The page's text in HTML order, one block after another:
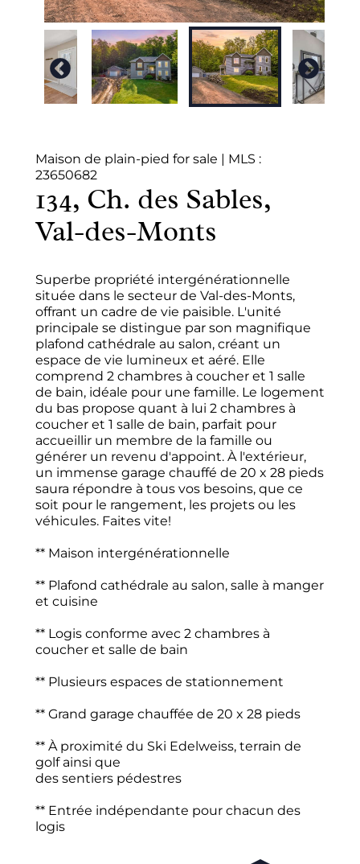
Maison de plain-pied for sale | MLS :
23650682
134, Ch. des Sables,
Val-des-Monts
Superbe propriété intergénérationnelle
située dans le secteur de Val-des-Monts,
offrant un cadre de vie paisible. L'unité
principale se distingue par son magnifique
plafond cathédrale au salon, créant un
espace de vie lumineux et aéré. Elle
comprend 2 chambres à coucher et 1 salle
de bain, idéale pour une famille. Le logement
du bas propose quant à lui 2 chambres à
coucher et 1 salle de bain, parfait pour
accueillir un membre de la famille ou
générer un revenu d'appoint. À l'extérieur,
un immense garage chauffé de 20 x 28 pieds
saura répondre à tous vos besoins, que ce
soit pour le rangement, les projets ou les
véhicules. Faites vite!
** Maison intergénérationnelle
** Plafond cathédrale au salon, salle à manger
et cuisine
** Logis conforme avec 2 chambres à
coucher et salle de bain
** Plusieurs espaces de stationnement
** Grand garage chauffée de 20 x 28 pieds
** À proximité du Ski Edelweiss, terrain de
golf ainsi que
des sentiers pédestres
** Entrée indépendante pour chacun des
logis